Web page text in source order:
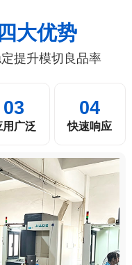
四大优势
提升模切良品率
03
用广泛
04
快速响应